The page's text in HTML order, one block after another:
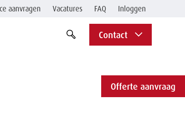
zoekterm
indienen
zoekbalk
openen
Contact
aanvragen Vacatures FAQ Inloggen
Offerte aanvraag